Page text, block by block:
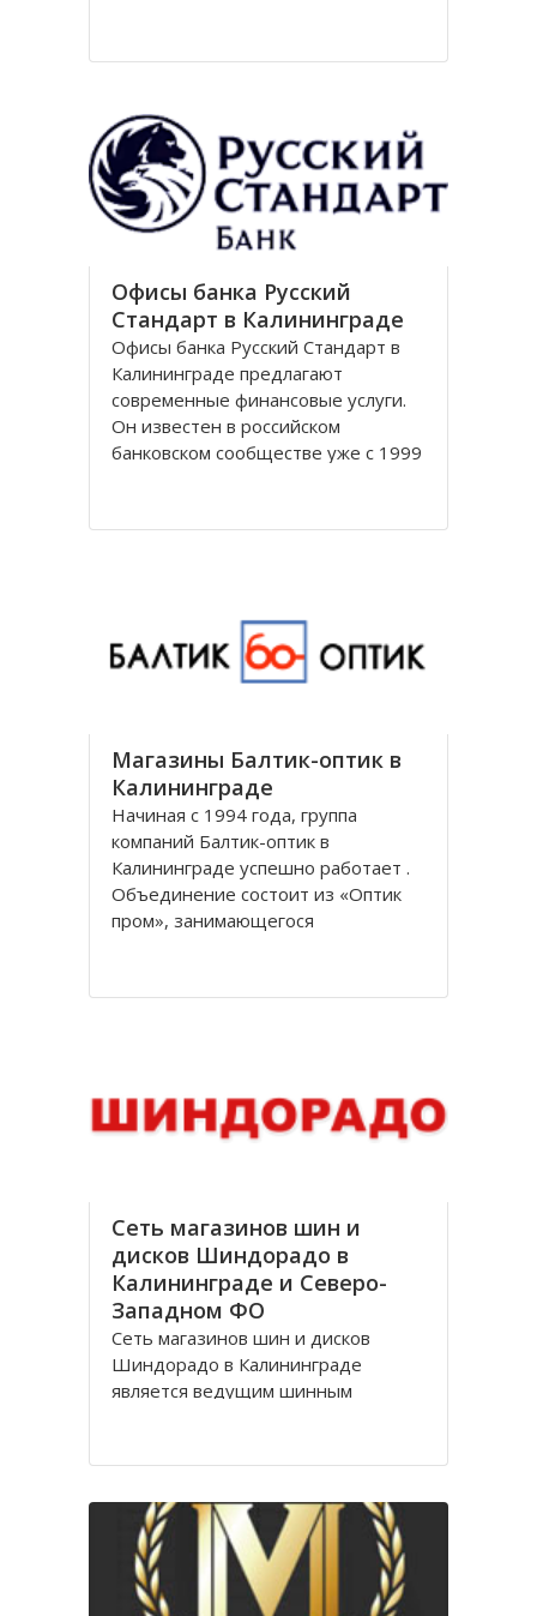
стал одним из первых
Союзе, организованных в конце
80-х годов. Позже он был включен
в
Офисы банка Русский
Стандарт в Калининграде
Офисы банка Русский Стандарт в
Калининграде предлагают
современные финансовые услуги.
Он известен в российском
банковском сообществе уже с 1999
настоящее время он является
Магазины Балтик-оптик в
Калининграде
Начиная с 1994 года, группа
компаний Балтик-оптик в
Калининграде успешно работает .
Объединение состоит из «Оптик
пром», занимающегося
оптическая компания,
Сеть магазинов шин и
дисков Шиндорадо в
Калининграде и Северо-
Западном ФО
Сеть магазинов шин и дисков
Шиндорадо в Калининграде
является ведущим шинным
восемь магазинов, но компания не
желает останавливаться на
достигнутом уровне и продолжает
расширяться.
Магазины Шиндорадо в